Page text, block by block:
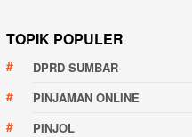
TOPIK POPULER
DPRD SUMBAR
PINJAMAN ONLINE
PINJOL